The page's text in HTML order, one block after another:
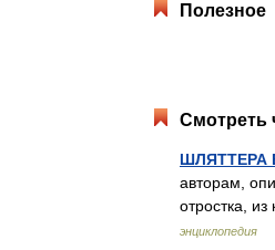
Полезное
Смотреть
ШЛЯТТЕРА
авторам,
отростка,
энциклопедия